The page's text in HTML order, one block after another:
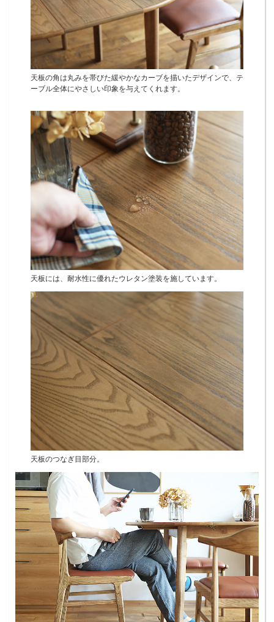
天板の角は丸みを帯びた緩やかなカーブを描いたデザインで、テ
ーブル全体にやさしい印象を与えてくれます。
天板には、耐水性に優れたウレタン塗装を施しています。
天板のつなぎ目部分。